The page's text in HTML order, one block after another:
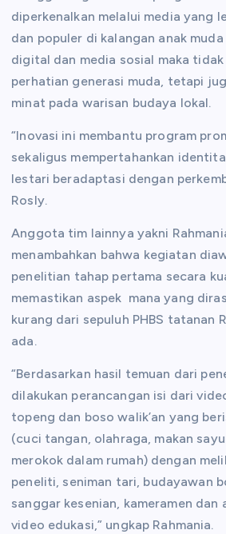
diperkenalkan melalui media yang
dan populer di kalangan anak
digital dan media sosial maka
perhatian generasi muda, tetapi
minat pada warisan budaya lokal.
“Inovasi ini membantu program
sekaligus mempertahankan
lestari beradaptasi dengan
Rosly.
Anggota tim lainnya yakni
menambahkan bahwa kegiatan
penelitian tahap pertama secara
memastikan aspek mana yang
kurang dari sepuluh PHBS tatanan
ada.
“Berdasarkan hasil temuan dari
dilakukan perancangan isi dari
topeng dan boso walik’an yang
(cuci tangan, olahraga, makan
merokok dalam rumah) dengan
peneliti, seniman tari, budayawan
sanggar kesenian, kameramen dan
video edukasi,” ungkap Rahmania.